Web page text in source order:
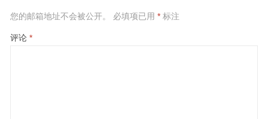
您的邮箱地址不会被公开。 必填项已用 *标注
评论 *